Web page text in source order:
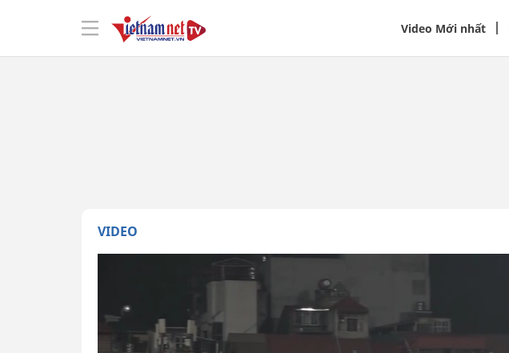
Video Mới nhất
VIDEO